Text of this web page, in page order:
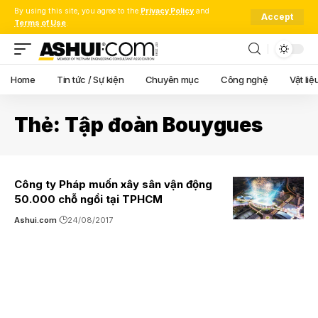
By using this site, you agree to the Privacy Policy and
Terms of Use.
Accept
Home Tin tức / Sự kiện Chuyên mục Công nghệ Vật
Thẻ: Tập đoàn Bouygues
Công ty Pháp muốn xây sân vận động
50.000 chỗ ngồi tại TPHCM
Ashui.com 24/08/2017